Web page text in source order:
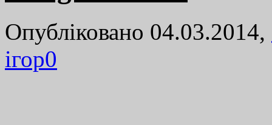
Опубліковано 04.03.2014,
ігор0